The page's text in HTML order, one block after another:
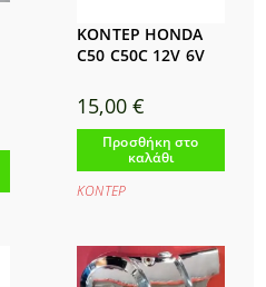
ΚΟΝΤΕΡ HONDA
C50 C50C 12V 6V
15,00 €
Προσθήκη στο
καλάθι
ΚΟΝΤΕΡ